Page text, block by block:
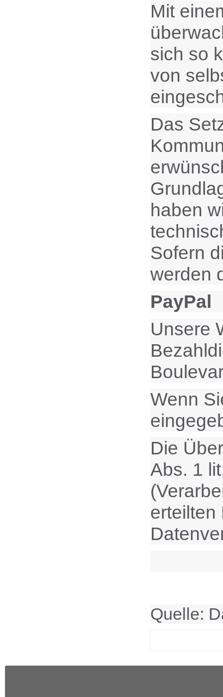
Mit
sich so
von
Das
haben
Sofern
werden
PayPal
Unsere
Wenn
Die
Abs. 1
erteilten
Quelle: